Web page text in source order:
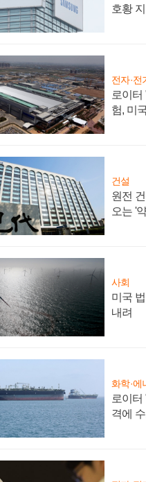
호황
전자·전
로이
험, 미
건설
원전
오는 '
사회
미국
내려
화학·에
로이
격에